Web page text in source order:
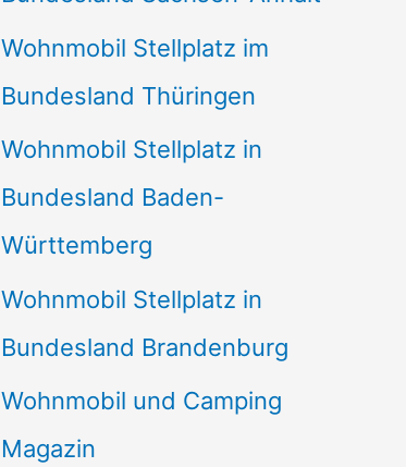
Wohnmobil Stellplatz im
Bundesland Thüringen
Wohnmobil Stellplatz in
Bundesland Baden-
Württemberg
Wohnmobil Stellplatz in
Bundesland Brandenburg
Wohnmobil und Camping
Magazin